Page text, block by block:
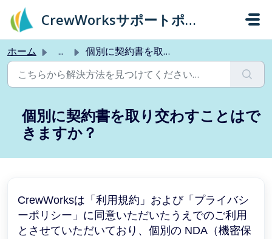
メインコンテンツに移動
CrewWorksサポートポータル
ホーム ... 個別に契約書を取り交わすことはできますか？
個別に契約書を取り交わすことはで
きますか？
CrewWorksは「利用規約」および「プライバシ
ーポリシー」に同意いただいたうえでのご利用
とさせていただいており、個別の NDA（機密保